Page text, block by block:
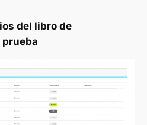
del libro de